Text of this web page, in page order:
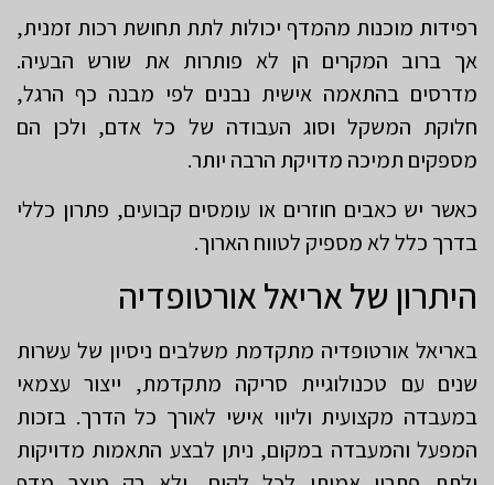
רפידות מוכנות מהמדף יכולות לתת תחושת רכות זמנית,
אך ברוב המקרים הן לא פותרות את שורש הבעיה.
מדרסים בהתאמה אישית נבנים לפי מבנה כף הרגל,
חלוקת המשקל וסוג העבודה של כל אדם, ולכן הם
מספקים תמיכה מדויקת הרבה יותר.
כאשר יש כאבים חוזרים או עומסים קבועים, פתרון כללי
בדרך כלל לא מספיק לטווח הארוך.
היתרון של אריאל אורטופדיה
באריאל אורטופדיה מתקדמת משלבים ניסיון של עשרות
שנים עם טכנולוגיית סריקה מתקדמת, ייצור עצמאי
במעבדה מקצועית וליווי אישי לאורך כל הדרך. בזכות
המפעל והמעבדה במקום, ניתן לבצע התאמות מדויקות